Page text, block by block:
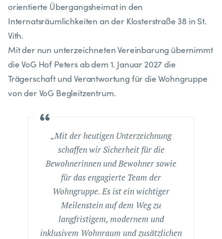
orientierte Übergangsheimat in den
Internatsräumlichkeiten an der Klosterstraße 38 in St.
Vith.
Mit der nun unterzeichneten Vereinbarung übernimmt
die VoG Hof Peters ab dem 1. Januar 2027 die
Trägerschaft und Verantwortung für die Wohngruppe
von der VoG Begleitzentrum.
„Mit der heutigen Unterzeichnung
schaffen wir Sicherheit für die
Bewohnerinnen und Bewohner sowie
für das engagierte Team der
Wohngruppe. Es ist ein wichtiger
Meilenstein auf dem Weg zu
langfristigem, modernem und
inklusivem Wohnraum und zusätzlichen